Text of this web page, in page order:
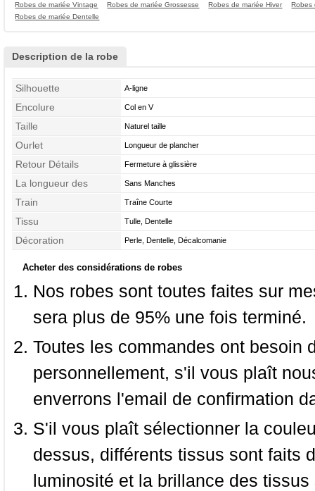
Robes de mariée Vintage Robes de mariée Grossesse Robes de mariée Hiver
Robes
Robes de mariée Dentelle
Description de la robe
Silhouette A-ligne
Encolure Col en V
Taille Naturel taille
Ourlet Longueur de plancher
Retour Détails Fermeture à glissière
La longueur des
manches
Sans Manches
Train Traîne Courte
Tissu Tulle, Dentelle
Décoration Perle, Dentelle, Décalcomanie
Acheter des considérations de robes
Nos robes sont toutes faites sur
sera plus de 95% une fois terminé.
Toutes les commandes ont besoin
personnellement, s'il vous plaît
enverrons l'email de confirmation
S'il vous plaît sélectionner la
dessus, différents tissus sont faits
luminosité et la brillance des